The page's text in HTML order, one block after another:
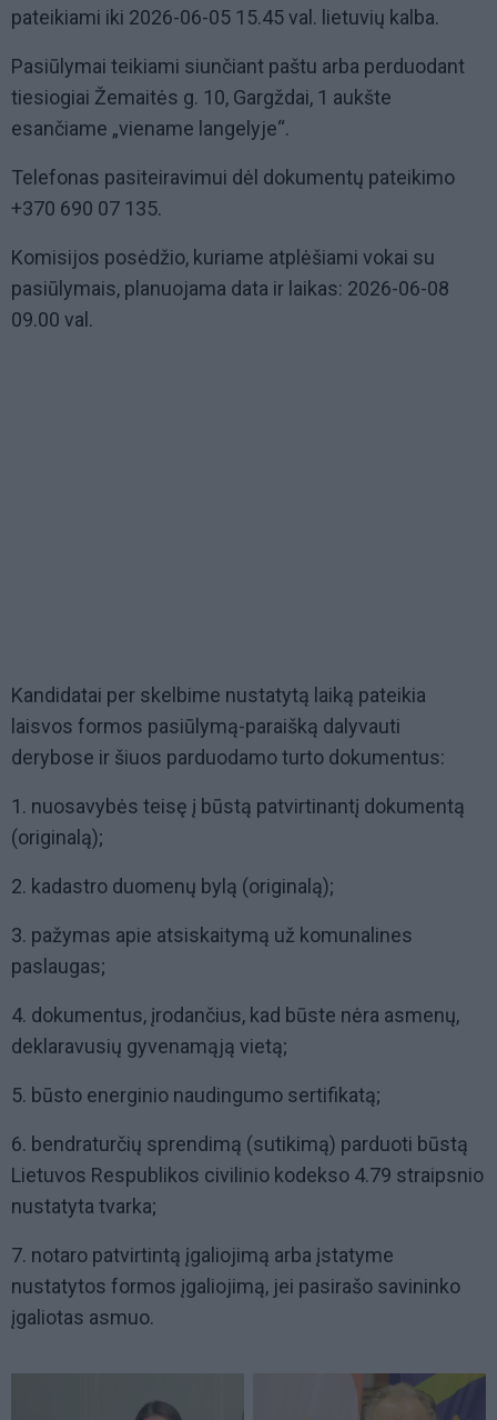
pateikiami iki 2026-06-05 15.45 val. lietuvių kalba.
Pasiūlymai teikiami siunčiant paštu arba perduodant
tiesiogiai Žemaitės g. 10, Gargždai, 1 aukšte
esančiame „viename langelyje“.
Telefonas pasiteiravimui dėl dokumentų pateikimo
+370 690 07 135.
Komisijos posėdžio, kuriame atplėšiami vokai su
pasiūlymais, planuojama data ir laikas: 2026-06-08
09.00 val.
Kandidatai per skelbime nustatytą laiką pateikia
laisvos formos pasiūlymą-paraišką dalyvauti
derybose ir šiuos parduodamo turto dokumentus:
1. nuosavybės teisę į būstą patvirtinantį dokumentą
(originalą);
2. kadastro duomenų bylą (originalą);
3. pažymas apie atsiskaitymą už komunalines
paslaugas;
4. dokumentus, įrodančius, kad būste nėra asmenų,
deklaravusių gyvenamąją vietą;
5. būsto energinio naudingumo sertifikatą;
6. bendraturčių sprendimą (sutikimą) parduoti būstą
Lietuvos Respublikos civilinio kodekso 4.79 straipsnio
nustatyta tvarka;
7. notaro patvirtintą įgaliojimą arba įstatyme
nustatytos formos įgaliojimą, jei pasirašo savininko
įgaliotas asmuo.